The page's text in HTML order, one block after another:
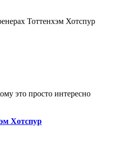
Тоттенхэм Хотспур
это просто интересно
Хотспур